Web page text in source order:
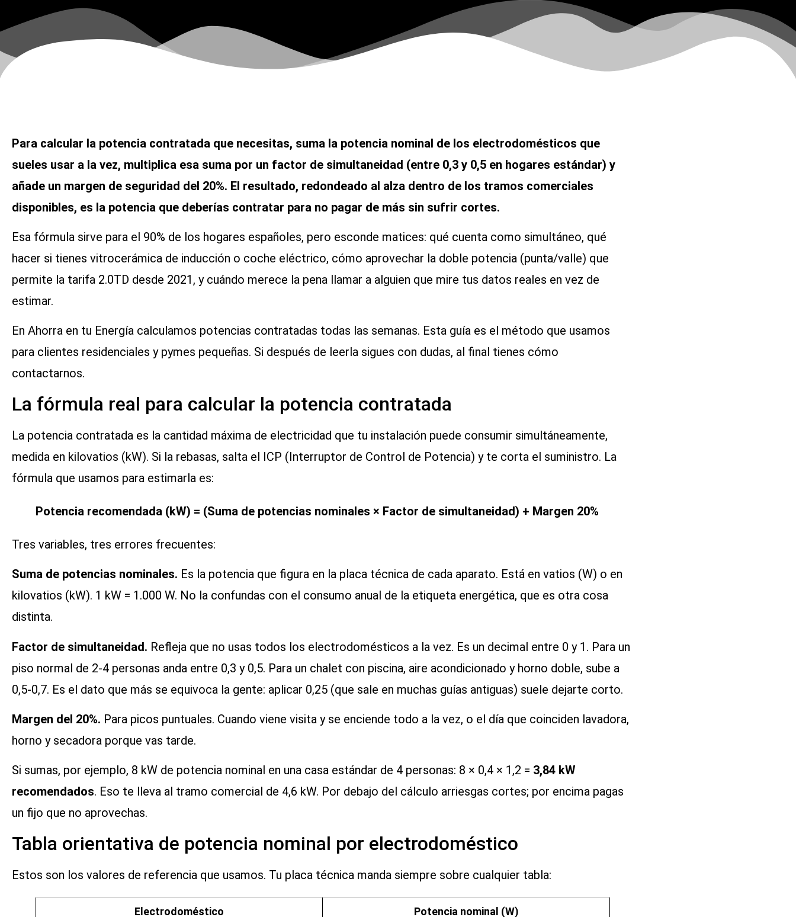
Para calcular la potencia contratada que necesitas, suma la potencia nominal de los electrodomésticos que
sueles usar a la vez, multiplica esa suma por un factor de simultaneidad (entre 0,3 y 0,5 en hogares estándar) y
añade un margen de seguridad del 20%. El resultado, redondeado al alza dentro de los tramos comerciales
disponibles, es la potencia que deberías contratar para no pagar de más sin sufrir cortes.
Esa fórmula sirve para el 90% de los hogares españoles, pero esconde matices: qué cuenta como simultáneo, qué
hacer si tienes vitrocerámica de inducción o coche eléctrico, cómo aprovechar la doble potencia (punta/valle) que
permite la tarifa 2.0TD desde 2021, y cuándo merece la pena llamar a alguien que mire tus datos reales en vez de
estimar.
En Ahorra en tu Energía calculamos potencias contratadas todas las semanas. Esta guía es el método que usamos
para clientes residenciales y pymes pequeñas. Si después de leerla sigues con dudas, al final tienes cómo
contactarnos.
La fórmula real para calcular la potencia contratada
La potencia contratada es la cantidad máxima de electricidad que tu instalación puede consumir simultáneamente,
medida en kilovatios (kW). Si la rebasas, salta el ICP (Interruptor de Control de Potencia) y te corta el suministro. La
fórmula que usamos para estimarla es:
Potencia recomendada (kW) = (Suma de potencias nominales × Factor de simultaneidad) + Margen 20%
Tres variables, tres errores frecuentes:
Suma de potencias nominales. Es la potencia que figura en la placa técnica de cada aparato. Está en vatios (W) o en
kilovatios (kW). 1 kW = 1.000 W. No la confundas con el consumo anual de la etiqueta energética, que es otra cosa
distinta.
Factor de simultaneidad. Refleja que no usas todos los electrodomésticos a la vez. Es un decimal entre 0 y 1. Para un
piso normal de 2-4 personas anda entre 0,3 y 0,5. Para un chalet con piscina, aire acondicionado y horno doble, sube a
0,5-0,7. Es el dato que más se equivoca la gente: aplicar 0,25 (que sale en muchas guías antiguas) suele dejarte corto.
Margen del 20%. Para picos puntuales. Cuando viene visita y se enciende todo a la vez, o el día que coinciden lavadora,
horno y secadora porque vas tarde.
Si sumas, por ejemplo, 8 kW de potencia nominal en una casa estándar de 4 personas: 8 × 0,4 × 1,2 = 3,84 kW
recomendados. Eso te lleva al tramo comercial de 4,6 kW. Por debajo del cálculo arriesgas cortes; por encima pagas
un fijo que no aprovechas.
Tabla orientativa de potencia nominal por electrodoméstico
Estos son los valores de referencia que usamos. Tu placa técnica manda siempre sobre cualquier tabla:
Electrodoméstico Potencia nominal (W)